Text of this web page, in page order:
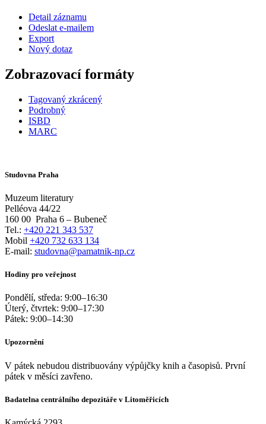
Detail záznamu
Odeslat e-mailem
Export
Nový dotaz
Zobrazovací formáty
Tagovaný zkrácený
Podrobný
ISBD
MARC
Studovna Praha
Muzeum literatury
Pelléova 44/22
160 00 Praha 6 – Bubeneč
Tel.: +420 221 343 537
Mobil +420 732 633 134
E-mail: studovna@pamatnik-np.cz
Hodiny pro veřejnost
Pondělí, středa: 9:00–16:30
Úterý, čtvrtek: 9:00–17:30
Pátek: 9:00–14:30
Upozornění
V pátek nebudou distribuovány výpůjčky knih a časopisů. První
pátek v měsíci zavřeno.
Badatelna centrálního depozitáře v Litoměřicích